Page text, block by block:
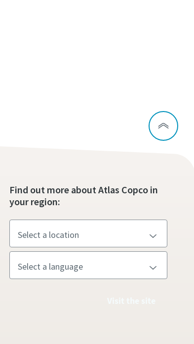
Find out more about Atlas Copco in
your region: